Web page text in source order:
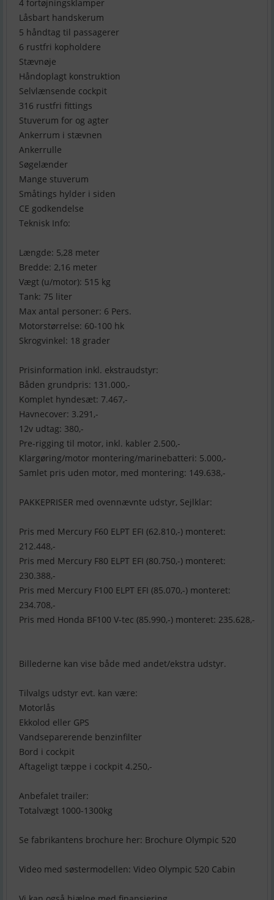
4 fortøjningsklamper
Låsbart handskerum
5 håndtag til passagerer
6 rustfri kopholdere
Stævnøje
Håndoplagt konstruktion
Selvlænsende cockpit
316 rustfri fittings
Stuverum for og agter
Ankerrum i stævnen
Ankerrulle
Søgelænder
Mange stuverum
Småtings hylder i siden
CE godkendelse
Teknisk Info:
Længde: 5,28 meter
Bredde: 2,16 meter
Vægt (u/motor): 515 kg
Tank: 75 liter
Max antal personer: 6 Pers.
Motorstørrelse: 60-100 hk
Skrogvinkel: 18 grader
Prisinformation inkl. ekstraudstyr:
Båden grundpris: 131.000,-
Komplet hyndesæt: 7.467,-
Havnecover: 3.291,-
12v udtag: 380,-
Pre-rigging til motor, inkl. kabler 2.500,-
Klargøring/motor montering/marinebatteri: 5.000,-
Samlet pris uden motor, med montering: 149.638,-
PAKKEPRISER med ovennævnte udstyr, Sejlklar:
Pris med Mercury F60 ELPT EFI (62.810,-) monteret:
212.448,-
Pris med Mercury F80 ELPT EFI (80.750,-) monteret:
230.388,-
Pris med Mercury F100 ELPT EFI (85.070,-) monteret:
234.708,-
Pris med Honda BF100 V-tec (85.990,-) monteret: 235.628,-
Billederne kan vise både med andet/ekstra udstyr.
Tilvalgs udstyr evt. kan være:
Motorlås
Ekkolod eller GPS
Vandseparerende benzinfilter
Bord i cockpit
Aftageligt tæppe i cockpit 4.250,-
Anbefalet trailer:
Totalvægt 1000-1300kg
Se fabrikantens brochure her: Brochure Olympic 520
Video med søstermodellen: Video Olympic 520 Cabin